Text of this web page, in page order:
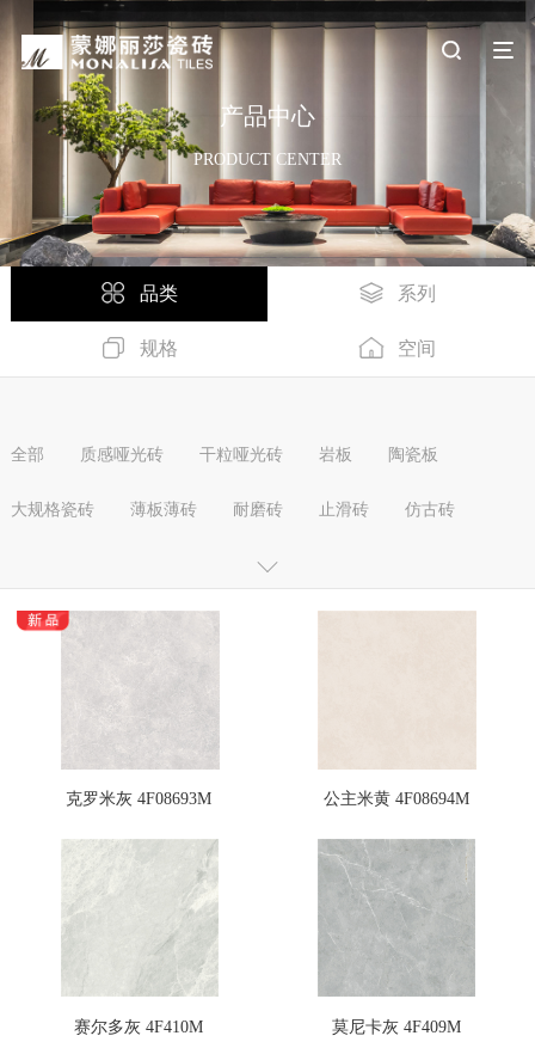
产品中心
PRODUCT CENTER
品类 系列
规格 空间
全部 质感哑光砖 干粒哑光砖 岩板 陶瓷板
大规格瓷砖 薄板薄砖 耐磨砖 止滑砖 仿古砖
全通体大理石抛釉砖
全抛釉瓷砖
克罗米灰 4F08693M 公主米黄 4F08694M
赛尔多灰 4F410M 莫尼卡灰 4F409M